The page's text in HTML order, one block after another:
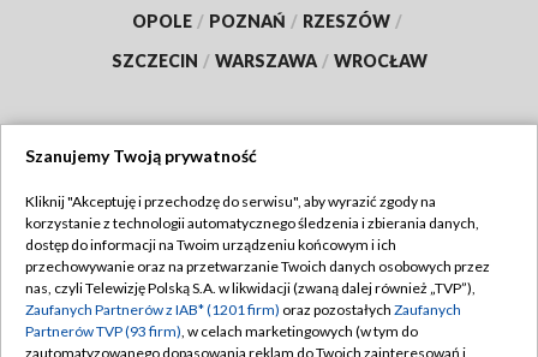
OPOLE / POZNAŃ / RZESZÓW /
SZCZECIN / WARSZAWA / WROCŁAW
TVP
Abonament TVP
Emisja w TVP
Centrum informacji TVP
Regulamin TVP
Polityka prywatności
Moje zgody
Szanujemy Twoją prywatność
Kliknij "Akceptuję i przechodzę do serwisu", aby wyrazić zgody na
korzystanie z technologii automatycznego śledzenia i zbierania danych,
dostęp do informacji na Twoim urządzeniu końcowym i ich
przechowywanie oraz na przetwarzanie Twoich danych osobowych przez
nas, czyli Telewizję Polską S.A. w likwidacji (zwaną dalej również „TVP”),
Zaufanych Partnerów z IAB* (1201 firm) oraz pozostałych Zaufanych
Partnerów TVP (93 firm), w celach marketingowych (w tym do
zautomatyzowanego dopasowania reklam do Twoich zainteresowań i